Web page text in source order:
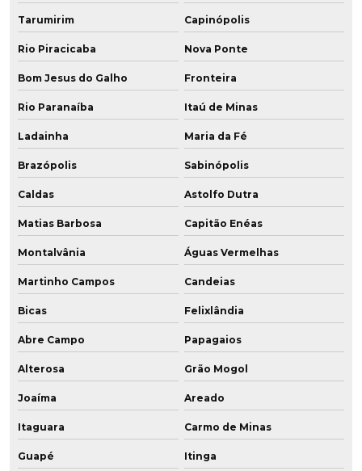
Tarumirim Capinópolis
Rio Piracicaba Nova Ponte
Bom Jesus do Galho Fronteira
Rio Paranaíba Itaú de Minas
Ladainha Maria da Fé
Brazópolis Sabinópolis
Caldas Astolfo Dutra
Matias Barbosa Capitão Enéas
Montalvânia Águas Vermelhas
Martinho Campos Candeias
Bicas Felixlândia
Abre Campo Papagaios
Alterosa Grão Mogol
Joaíma Areado
Itaguara Carmo de Minas
Guapé Itinga